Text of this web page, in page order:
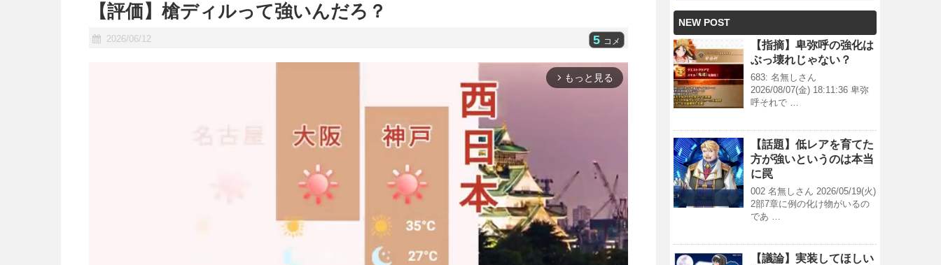
【評価】槍ディルって強いんだろ？
2026/06/12 5 コメ
arrow_forward_ios もっと見る
NEW POST
【指摘】卑弥呼の強化は
ぶっ壊れじゃない？
683: 名無しさん
2026/08/07(金) 18:11:36 卑弥
呼それで …
【話題】低レアを育てた
方が強いというのは本当
に罠
002 名無しさん 2026/05/19(火)
2部7章に例の化け物がいるの
であ …
【議論】実装してほしい